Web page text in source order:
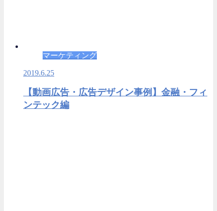
マーケティング
2019.6.25
【動画広告・広告デザイン事例】金融・フィ
ンテック編